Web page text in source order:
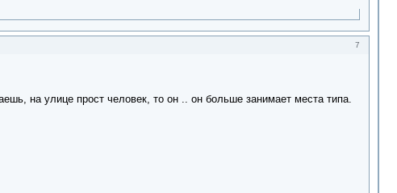
7
на улице прост человек, то он .. он больше занимает места типа.